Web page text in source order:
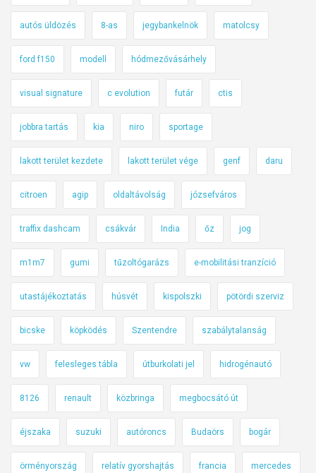
autós üldözés 8-as jegybankelnök matolcsy
ford f150 modell hódmezővásárhely
visual signature c evolution futár ctis
jobbra tartás kia niro sportage
lakott terület kezdete lakott terület vége genf daru
citroen agip oldaltávolság józsefváros
traffix dashcam csákvár India őz jog
m1m7 gumi tűzoltógarázs e-mobilitási tranzíció
utastájékoztatás húsvét kispolszki pötördi szerviz
bicske köpködés Szentendre szabálytalanság
vw felesleges tábla útburkolati jel hidrogénautó
8126 renault közbringa megbocsátó út
éjszaka suzuki autóroncs Budaörs bogár
örményország relatív gyorshajtás francia mercedes